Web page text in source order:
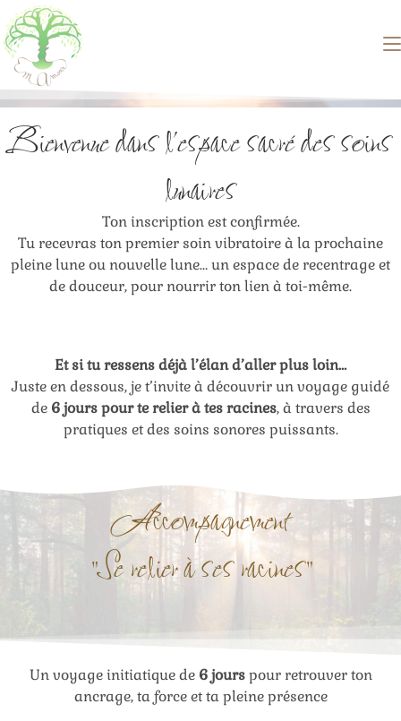
Bienvenue dans l’espace sacré des soins
lunaires
Ton inscription est confirmée.
Tu recevras ton premier soin vibratoire à la prochaine
pleine lune ou nouvelle lune… un espace de recentrage et
de douceur, pour nourrir ton lien à toi-même.
Et si tu ressens déjà l’élan d’aller plus loin…
Juste en dessous, je t’invite à découvrir un voyage guidé
de 6 jours pour te relier à tes racines, à travers des
pratiques et des soins sonores puissants.
Accompagnement
"Se relier à ses racines"
Un voyage initiatique de 6 jourspour retrouver ton
ancrage, ta force et ta pleine présence